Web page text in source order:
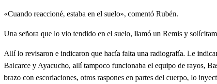
«Cuando reaccioné, estaba en el suelo», comentó Rubén.
Una señora que lo vio tendido en el suelo, llamó un Remis y
Allí lo revisaron e indicaron que hacía falta una radiografía. Le
Balcarce y Ayacucho, allí tampoco funcionaba el equipo de rayos,
brazo con escoriaciones, otros raspones en partes del cuerpo, lo